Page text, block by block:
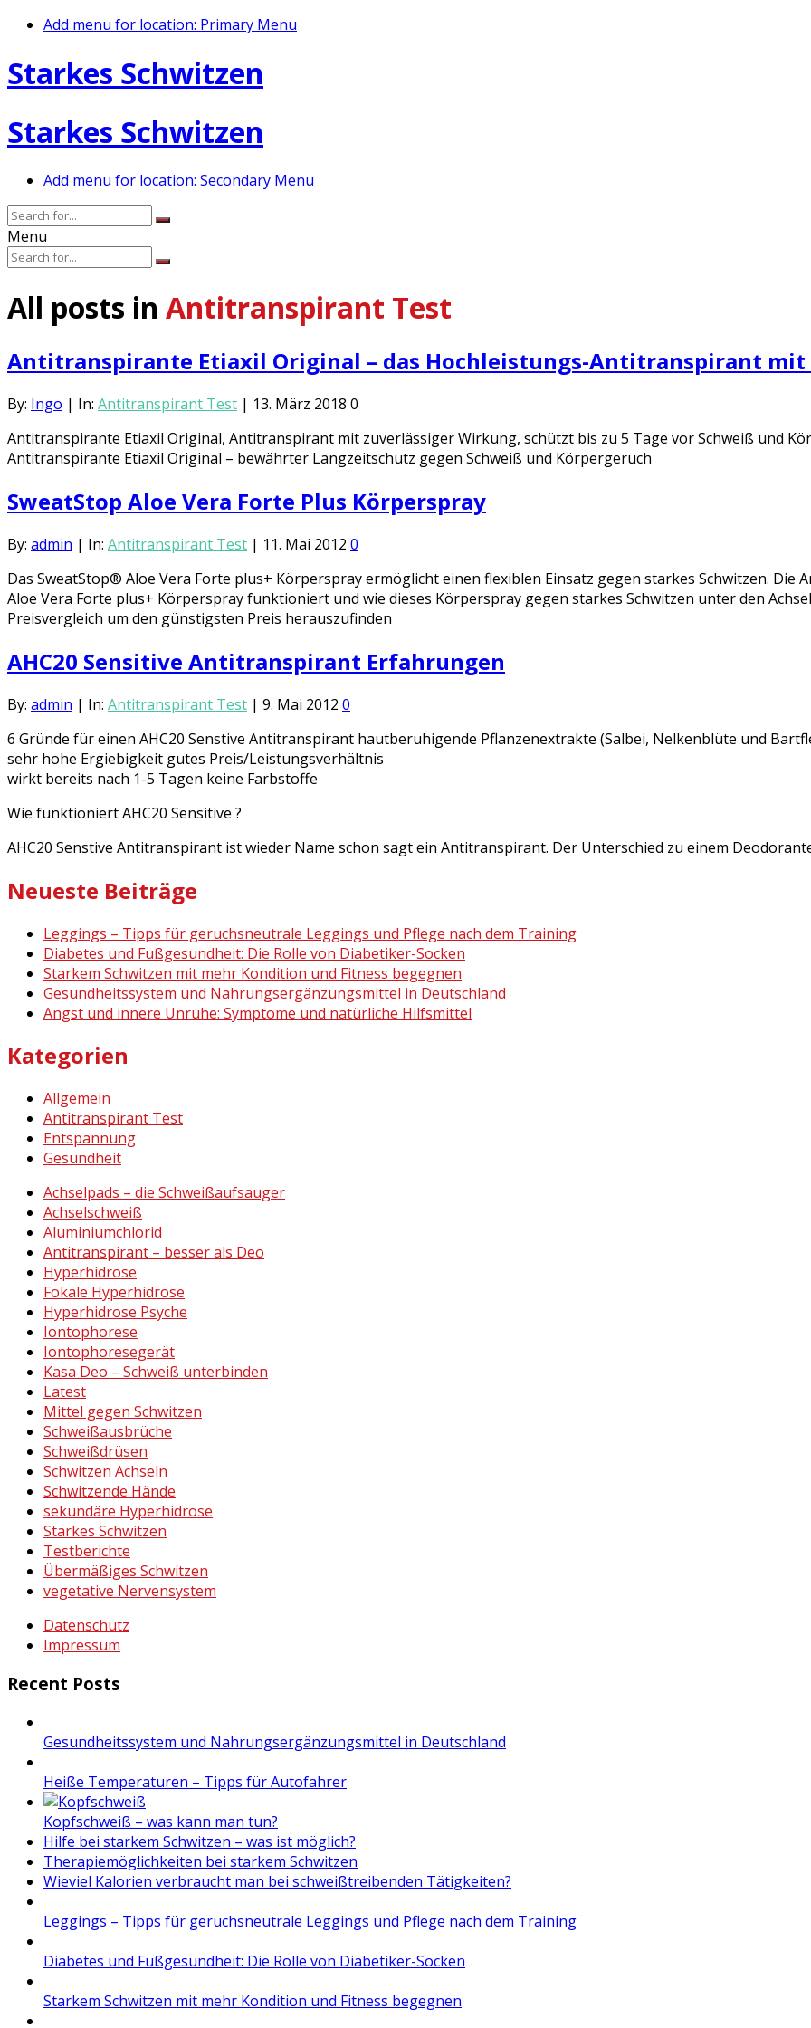
Add menu for location: Primary Menu
Starkes Schwitzen
Starkes Schwitzen
Add menu for location: Secondary Menu
Menu
All posts in Antitranspirant Test
Antitranspirante Etiaxil Original – das Hochleistungs-Antitranspirant mit
By: Ingo | In: Antitranspirant Test | 13. März 2018 0
Antitranspirante Etiaxil Original, Antitranspirant mit zuverlässiger Wirkung, schützt bis zu 5 Tage vor Schweiß und
Antitranspirante Etiaxil Original – bewährter Langzeitschutz gegen Schweiß und Körpergeruch
SweatStop Aloe Vera Forte Plus Körperspray
By: admin | In: Antitranspirant Test | 11. Mai 2012 0
Das SweatStop® Aloe Vera Forte plus+ Körperspray ermöglicht einen flexiblen Einsatz gegen starkes Schwitzen. Die
Aloe Vera Forte plus+ Körperspray funktioniert und wie dieses Körperspray gegen starkes Schwitzen unter den
Preisvergleich um den günstigsten Preis herauszufinden
AHC20 Sensitive Antitranspirant Erfahrungen
By: admin | In: Antitranspirant Test | 9. Mai 2012 0
6 Gründe für einen AHC20 Senstive Antitranspirant hautberuhigende Pflanzenextrakte (Salbei, Nelkenblüte und
sehr hohe Ergiebigkeit gutes Preis/Leistungsverhältnis
wirkt bereits nach 1-5 Tagen keine Farbstoffe
Wie funktioniert AHC20 Sensitive ?
AHC20 Senstive Antitranspirant ist wieder Name schon sagt ein Antitranspirant. Der Unterschied zu einem
Neueste Beiträge
Leggings – Tipps für geruchsneutrale Leggings und Pflege nach dem Training
Diabetes und Fußgesundheit: Die Rolle von Diabetiker-Socken
Starkem Schwitzen mit mehr Kondition und Fitness begegnen
Gesundheitssystem und Nahrungsergänzungsmittel in Deutschland
Angst und innere Unruhe: Symptome und natürliche Hilfsmittel
Kategorien
Allgemein
Antitranspirant Test
Entspannung
Gesundheit
Achselpads – die Schweißaufsauger
Achselschweiß
Aluminiumchlorid
Antitranspirant – besser als Deo
Hyperhidrose
Fokale Hyperhidrose
Hyperhidrose Psyche
Iontophorese
Iontophoresegerät
Kasa Deo – Schweiß unterbinden
Latest
Mittel gegen Schwitzen
Schweißausbrüche
Schweißdrüsen
Schwitzen Achseln
Schwitzende Hände
sekundäre Hyperhidrose
Starkes Schwitzen
Testberichte
Übermäßiges Schwitzen
vegetative Nervensystem
Datenschutz
Impressum
Recent Posts
Gesundheitssystem und Nahrungsergänzungsmittel in Deutschland
Heiße Temperaturen – Tipps für Autofahrer
Kopfschweiß – was kann man tun?
Hilfe bei starkem Schwitzen – was ist möglich?
Therapiemöglichkeiten bei starkem Schwitzen
Wieviel Kalorien verbraucht man bei schweißtreibenden Tätigkeiten?
Leggings – Tipps für geruchsneutrale Leggings und Pflege nach dem Training
Diabetes und Fußgesundheit: Die Rolle von Diabetiker-Socken
Starkem Schwitzen mit mehr Kondition und Fitness begegnen